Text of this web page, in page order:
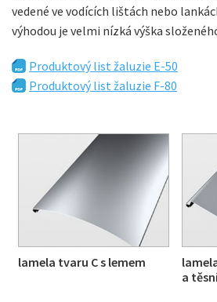
vedené ve vodících lištách nebo
výhodou je velmi nízká výška
Produktový list žaluzie E-50
Produktový list žaluzie F-80
lamela tvaru C s lemem
a